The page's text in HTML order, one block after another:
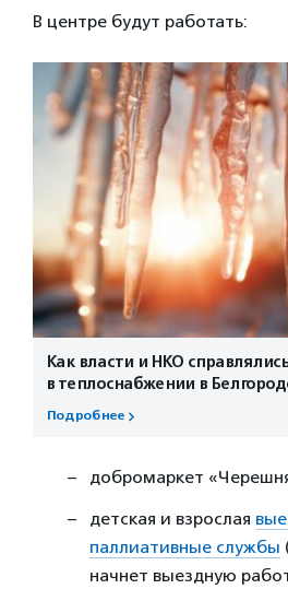
В центре будут работать:
Как власти и НКО
в теплоснабжении в
Подробнее
добромаркет
детская и взрослая
паллиативные службы
начнет выездную